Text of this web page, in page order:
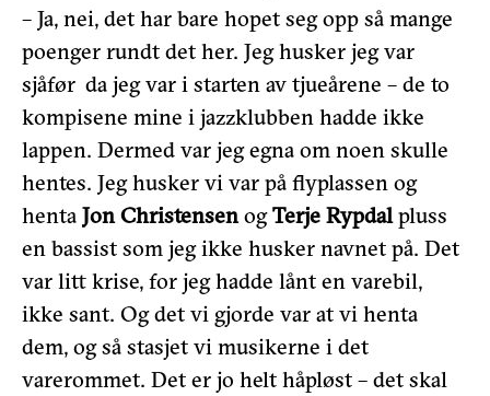
– Ja, nei, det har bare hopet seg opp så mange
poenger rundt det her. Jeg husker jeg var
sjåfør da jeg var i starten av tjueårene – de to
kompisene mine i jazzklubben hadde ikke
lappen. Dermed var jeg egna om noen skulle
hentes. Jeg husker vi var på flyplassen og
henta Jon ChristensenogTerje Rypdalpluss
en bassist som jeg ikke husker navnet på. Det
var litt krise, for jeg hadde lånt en varebil,
ikke sant. Og det vi gjorde var at vi henta
dem, og så stasjet vi musikerne i det
varerommet. Det er jo helt håpløst – det skal